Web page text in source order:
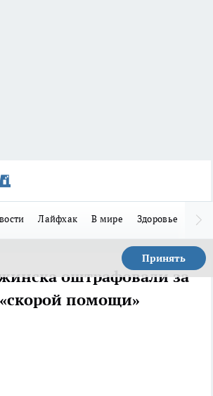
Лайфхак В мире Здоровье
Принять
оштрафовали за
помощи»